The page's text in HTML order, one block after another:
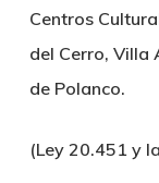
Centros
del Cerro, Villa
de Polanco.
(Ley 20.451 y